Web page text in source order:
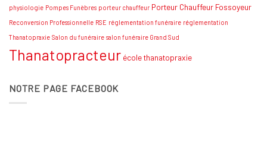
physiologie Pompes Funèbres porteur chauffeur Porteur Chauffeur Fossoyeur
Reconversion Professionnelle RSE réglementation funéraire réglementation
Thanatopraxie Salon du funéraire salon funéraire Grand Sud
Thanatopracteur école thanatopraxie
NOTRE PAGE FACEBOOK